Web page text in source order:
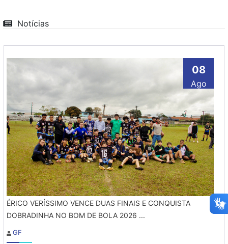
Notícias
08
Ago
ÉRICO VERÍSSIMO VENCE DUAS FINAIS E CONQUISTA
DOBRADINHA NO BOM DE BOLA 2026 ...
GF